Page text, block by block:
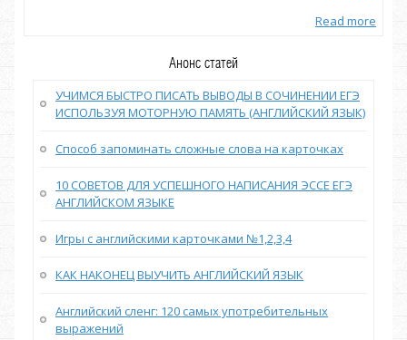
Read more
Анонс статей
УЧИМСЯ БЫСТРО ПИСАТЬ ВЫВОДЫ В СОЧИНЕНИИ ЕГЭ
ИСПОЛЬЗУЯ МОТОРНУЮ ПАМЯТЬ (АНГЛИЙСКИЙ ЯЗЫК)
Способ запоминать сложные слова на карточках
10 СОВЕТОВ ДЛЯ УСПЕШНОГО НАПИСАНИЯ ЭССЕ ЕГЭ
АНГЛИЙСКОМ ЯЗЫКЕ
Игры с английскими карточками №1,2,3,4
КАК НАКОНЕЦ ВЫУЧИТЬ АНГЛИЙСКИЙ ЯЗЫК
Английский сленг: 120 самых употребительных
выражений